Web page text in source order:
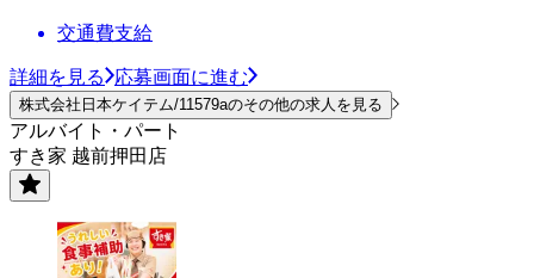
交通費支給
詳細を見る 応募画面に進む
株式会社日本ケイテム/11579aのその他の求人を見る
アルバイト・パート
すき家 越前押田店